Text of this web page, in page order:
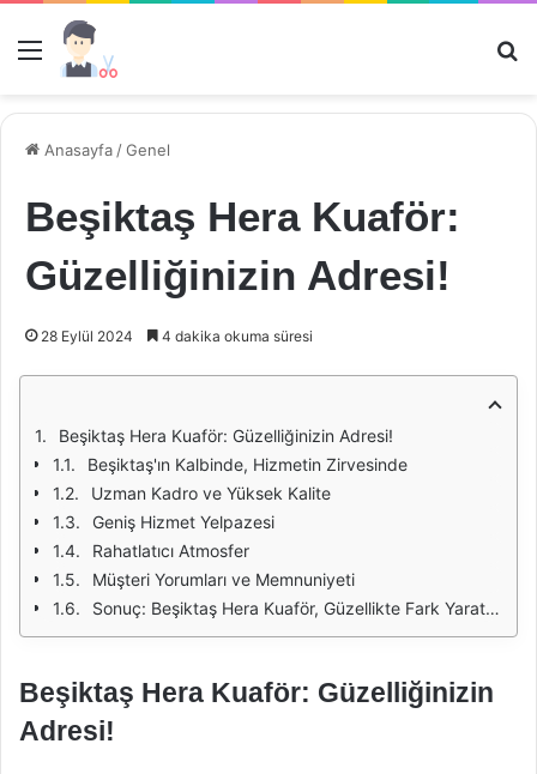
Menü
Anasayfa /Genel
Beşiktaş Hera Kuaför:
Güzelliğinizin Adresi!
28 Eylül 2024 4 dakika okuma süresi
Beşiktaş Hera Kuaför: Güzelliğinizin Adresi!
Beşiktaş'ın Kalbinde, Hizmetin Zirvesinde
Uzman Kadro ve Yüksek Kalite
Geniş Hizmet Yelpazesi
Rahatlatıcı Atmosfer
Müşteri Yorumları ve Memnuniyeti
Sonuç: Beşiktaş Hera Kuaför, Güzellikte Fark Yaratıyor
Beşiktaş Hera Kuaför: Güzelliğinizin
Adresi!